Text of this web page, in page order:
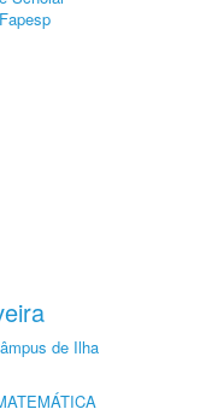
Fapesp
de Ilha